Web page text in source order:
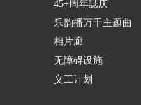
45+周年誌庆
乐韵播万千主题曲
相片廊
无障碍设施
义工计划